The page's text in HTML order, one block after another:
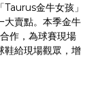
金牛女孩」
大賣點。本季金牛
作，為球賽現場
鞋給現場觀眾，增